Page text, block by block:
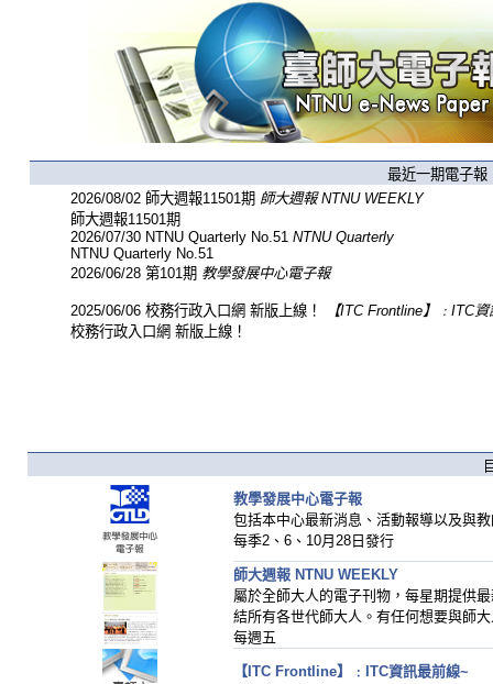
最近一期電子報
2026/08/02 師大週報11501期 師大週報 NTNU WEEKLY
師大週報11501期
2026/07/30 NTNU Quarterly No.51 NTNU Quarterly
NTNU Quarterly No.51
2026/06/28 第101期 教學發展中心電子報
2025/06/06 校務行政入口網 新版上線！
【ITC Frontline】﹕ITC
校務行政入口網 新版上線！
教學發展中心電子報
包括本中心最新消息、活動報導以及與
每季2、6、10月28日發行
師大週報 NTNU WEEKLY
屬於全師大人的電子刊物，每星期提供
結所有各世代師大人。有任何想要與師
每週五
【ITC Frontline】﹕ITC資訊最前線~